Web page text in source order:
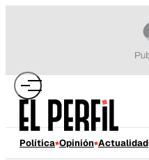
Política Opinión Actualidad